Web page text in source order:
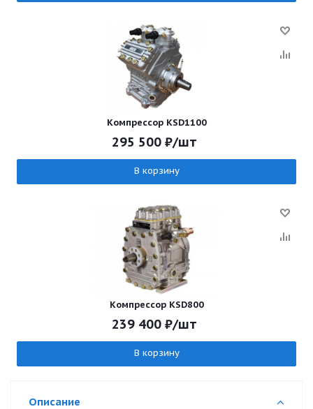
Компрессор KSD1100
295 500₽/шт
В корзину
Компрессор KSD800
239 400₽/шт
В корзину
Описание